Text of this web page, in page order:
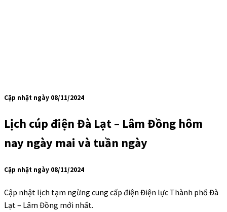
Cập nhật ngày 08/11/2024
Lịch cúp điện Đà Lạt – Lâm Đồng hôm
nay ngày mai và tuần ngày
Cập nhật ngày 08/11/2024
Cập nhật lịch tạm ngừng cung cấp điện Điện lực Thành phố Đà
Lạt – Lâm Đồng mới nhất.